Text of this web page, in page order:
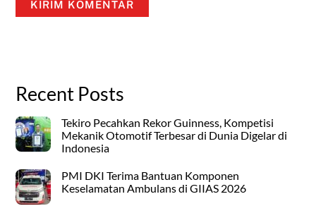
Recent Posts
Tekiro Pecahkan Rekor Guinness, Kompetisi
Mekanik Otomotif Terbesar di Dunia Digelar di
Indonesia
PMI DKI Terima Bantuan Komponen
Keselamatan Ambulans di GIIAS 2026